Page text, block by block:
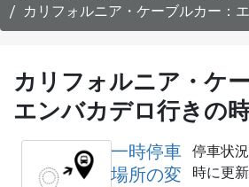
よ
う
旅
し
た
か
カリフォルニア・ケーブルカー：エン
カリフォルニア・ケ
エンバカデロ行きの
一時停車
場所の変
停車状
時に更